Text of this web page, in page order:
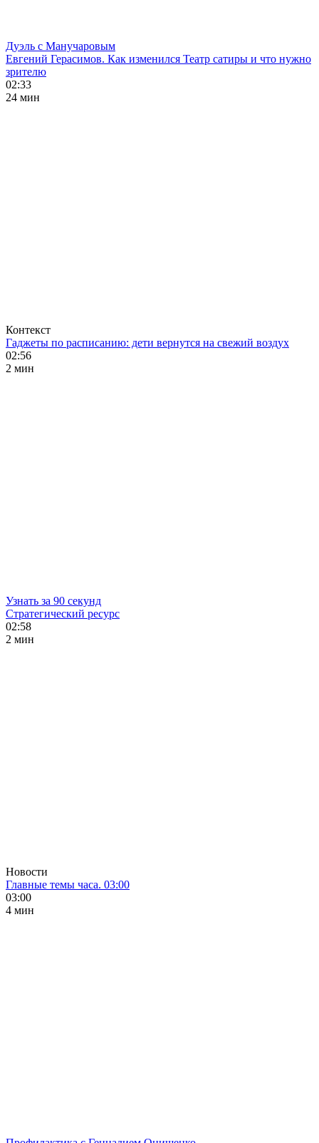
Дуэль с Манучаровым
Евгений Герасимов. Как изменился Театр сатиры и что нужно
зрителю
02:33
24 мин
Контекст
Гаджеты по расписанию: дети вернутся на свежий воздух
02:56
2 мин
Узнать за 90 секунд
Стратегический ресурс
02:58
2 мин
Новости
Главные темы часа. 03:00
03:00
4 мин